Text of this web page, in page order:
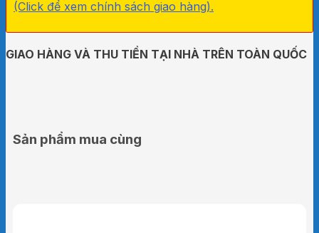
(Click để xem chính sách giao hàng).
GIAO HÀNG VÀ THU TIỀN TẠI NHÀ TRÊN TOÀN QUỐC
Sản phẩm mua cùng